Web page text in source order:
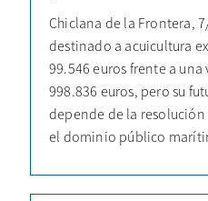
Chiclana de la Frontera,
destinado a acuicultura
99.546 euros frente a
998.836 euros, pero su
depende de la
el dominio público